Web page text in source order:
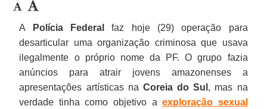
A Polícia Federal
faz hoje (29) operação para
desarticular uma organização criminosa que usava
ilegalmente o próprio nome da PF. O grupo fazia
anúncios para atrair jovens amazonenses a
apresentações artísticas na Coreia do Sul , mas na
verdade tinha como objetivo aexploração sexual